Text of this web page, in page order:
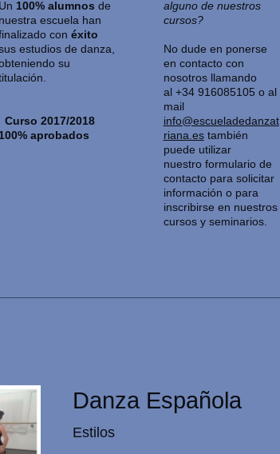
Un 100% alumnos de
nuestra escuela han
conéxito
estudios de danza,
su
Curso 2017/2018
100% aprobados
alguno de nuestros
cursos?
No dude en ponerse
en contacto con
nosotros llamando
al +34 916085105 o al
mail
info@escueladedanzat
riana.estambién
puede utilizar
nuestro formulario de
contacto para solicitar
información o para
inscribirse en nuestros
cursos y seminarios.
Danza Española
Estilos